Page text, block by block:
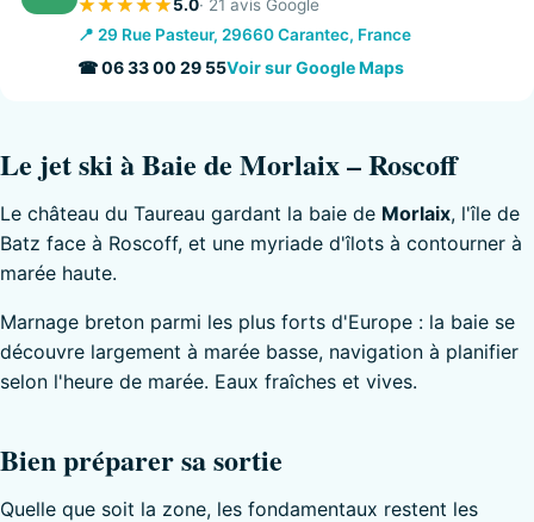
5.0· 21 avis Google
📍 29 Rue Pasteur, 29660 Carantec, France
☎ 06 33 00 29 55Voir sur Google Maps
Le jet ski à Baie de Morlaix – Roscoff
Le château du Taureau gardant la baie de Morlaix, l'île de
Batz face à Roscoff, et une myriade d'îlots à contourner à
marée haute.
Marnage breton parmi les plus forts d'Europe : la baie se
découvre largement à marée basse, navigation à planifier
selon l'heure de marée. Eaux fraîches et vives.
Bien préparer sa sortie
Quelle que soit la zone, les fondamentaux restent les